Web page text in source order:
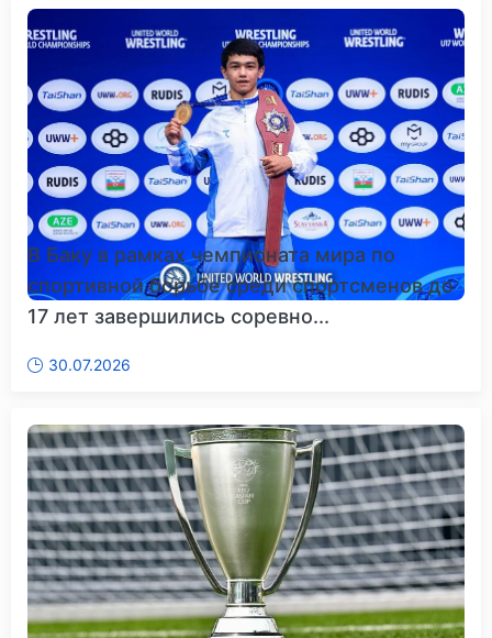
В Баку в рамках чемпионата мира по
спортивной борьбе среди спортсменов до
17 лет завершились соревно...
30.07.2026